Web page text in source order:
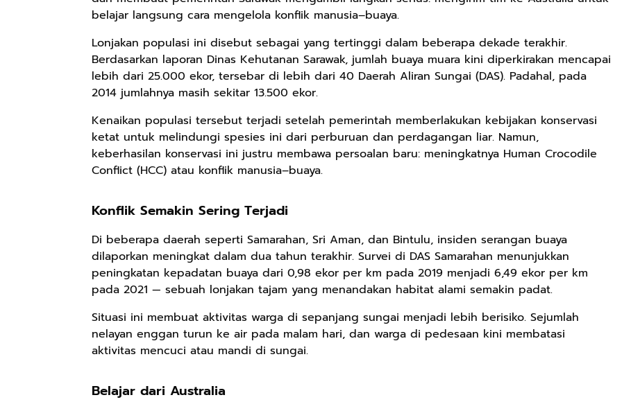
belajar langsung cara mengelola konflik manusia–buaya.
Lonjakan populasi ini disebut sebagai yang tertinggi dalam beberapa dekade terakhir.
Berdasarkan laporan Dinas Kehutanan Sarawak, jumlah buaya muara kini diperkirakan mencapai
lebih dari 25.000 ekor, tersebar di lebih dari 40 Daerah Aliran Sungai (DAS). Padahal, pada
2014 jumlahnya masih sekitar 13.500 ekor.
Kenaikan populasi tersebut terjadi setelah pemerintah memberlakukan kebijakan konservasi
ketat untuk melindungi spesies ini dari perburuan dan perdagangan liar. Namun,
keberhasilan konservasi ini justru membawa persoalan baru: meningkatnya Human Crocodile
Conflict (HCC) atau konflik manusia–buaya.
Konflik Semakin Sering Terjadi
Di beberapa daerah seperti Samarahan, Sri Aman, dan Bintulu, insiden serangan buaya
dilaporkan meningkat dalam dua tahun terakhir. Survei di DAS Samarahan menunjukkan
peningkatan kepadatan buaya dari 0,98 ekor per km pada 2019 menjadi 6,49 ekor per km
pada 2021 — sebuah lonjakan tajam yang menandakan habitat alami semakin padat.
Situasi ini membuat aktivitas warga di sepanjang sungai menjadi lebih berisiko. Sejumlah
nelayan enggan turun ke air pada malam hari, dan warga di pedesaan kini membatasi
aktivitas mencuci atau mandi di sungai.
Belajar dari Australia